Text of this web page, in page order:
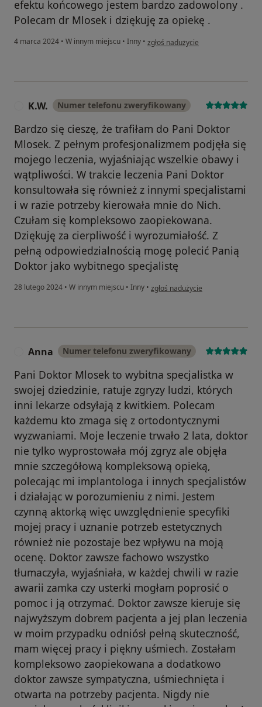
efektu końcowego jestem bardzo zadowolony .
Polecam dr Mlosek i dziękuję za opiekę .
4 marca 2024 • W innym miejscu • Inny • w opinii użytkownika Andrzej
zgłoś nadużycie
K.W. Numer telefonu zweryfikowany
Bardzo się cieszę, że trafiłam do Pani Doktor
Mlosek. Z pełnym profesjonalizmem podjęła się
mojego leczenia, wyjaśniając wszelkie obawy i
wątpliwości. W trakcie leczenia Pani Doktor
konsultowała się również z innymi specjalistami
i w razie potrzeby kierowała mnie do Nich.
Czułam się kompleksowo zaopiekowana.
Dziękuję za cierpliwość i wyrozumiałość. Z
pełną odpowiedzialnością mogę polecić Panią
Doktor jako wybitnego specjalistę
28 lutego 2024 • W innym miejscu • Inny • w opinii użytkownika K.W.
zgłoś nadużycie
Anna Numer telefonu zweryfikowany
Pani Doktor Mlosek to wybitna specjalistka w
swojej dziedzinie, ratuje zgryzy ludzi, których
inni lekarze odsyłają z kwitkiem. Polecam
każdemu kto zmaga się z ortodontycznymi
wyzwaniami. Moje leczenie trwało 2 lata, doktor
nie tylko wyprostowała mój zgryz ale objęła
mnie szczegółową kompleksową opieką,
polecając mi implantologa i innych specjalistów
i działając w porozumieniu z nimi. Jestem
czynną aktorką więc uwzględnienie specyfiki
mojej pracy i uznanie potrzeb estetycznych
również nie pozostaje bez wpływu na moją
ocenę. Doktor zawsze fachowo wszystko
tłumaczyła, wyjaśniała, w każdej chwili w razie
awarii zamka czy usterki mogłam poprosić o
pomoc i ją otrzymać. Doktor zawsze kieruje się
najwyższym dobrem pacjenta a jej plan leczenia
w moim przypadku odniósł pełną skuteczność,
mam więcej pracy i piękny uśmiech. Zostałam
kompleksowo zaopiekowana a dodatkowo
doktor zawsze sympatyczna, uśmiechnięta i
otwarta na potrzeby pacjenta. Nigdy nie